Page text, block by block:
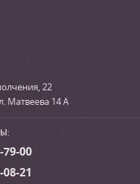
22
Матвеева 14 А
79-00
21